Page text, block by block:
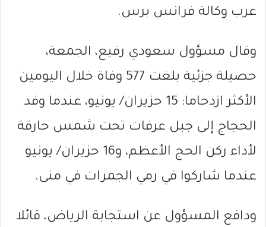
عرب وكالة فرانس برس.
وقال مسؤول سعودي رفيع، الجمعة،
حصيلة جزئية بلغت 577 وفاة خلال اليومين
الأكثر ازدحاما: 15 حزيران/ يونيو، عندما وفد
الحجاج إلى جبل عرفات تحت شمس حارقة
لأداء ركن الحج الأعظم، و16 حزيران/ يونيو
عندما شاركوا في رمي الجمرات في منى.
ودافع المسؤول عن استجابة الرياض، قائلا